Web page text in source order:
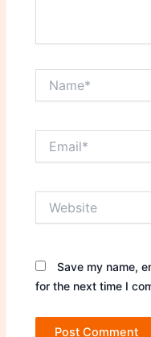
Save my name,
for the next time I